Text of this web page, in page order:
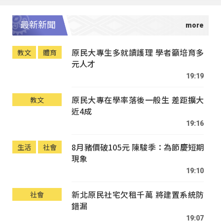
最新新聞
教文 體育
原民大專生多就讀護理 學者籲培育多
元人才
19:19
教文
原民大專在學率落後一般生 差距擴大
近4成
19:16
生活 社會
8月豬價破105元 陳駿季：為節慶短期
現象
19:10
社會
新北原民社宅欠租千萬 將建置系統防
錯漏
19:07